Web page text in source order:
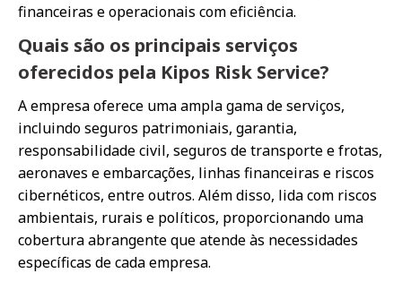
financeiras e operacionais com eficiência.
Quais são os principais serviços
oferecidos pela Kipos Risk Service?
A empresa oferece uma ampla gama de serviços,
incluindo seguros patrimoniais, garantia,
responsabilidade civil, seguros de transporte e frotas,
aeronaves e embarcações, linhas financeiras e riscos
cibernéticos, entre outros. Além disso, lida com riscos
ambientais, rurais e políticos, proporcionando uma
cobertura abrangente que atende às necessidades
específicas de cada empresa.